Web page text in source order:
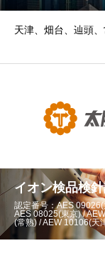
天津、畑台、辿頭
イオン検品検
認定番号：AES 09026(
AES 08025(東京) /
(常熟) / AEW 10106(天